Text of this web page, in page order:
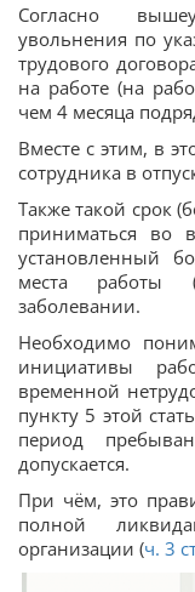
Согласно
увольнения по
трудового
на работе (на
чем 4 месяца
Вместе с этим, в
сотрудника в
Также такой срок
приниматься во
установленный
места работы
заболевании.
Необходимо
инициативы
временной
пункту 5 этой
период
допускается.
При чём, это
полной
организации (ч. 3